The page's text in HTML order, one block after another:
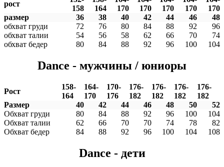
рост
158
164
170
170
170
170
170
размер
36 38 40 42 44 46
48
обхват груди
72 76 80 84 88 92
96
обхват талии
54 56 58 62 66 70
74
обхват бедер
80 84 88 92 96 100 104
Dance - мужчины / юниоры
Рост
158-
164
164-
170
170-
176
176-
182
176-
182
176-
182
176-
182
Размер
40 42 44 46 48 50
52
Обхват груди
80 84 88 92 96 100
104
Обхват талии
62 66 70 70 74 78
82
Обхват бедер
84 88 92 96 100 104 108
Dance - дети